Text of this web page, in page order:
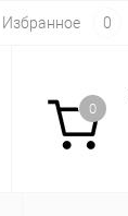
Избранное 0
0